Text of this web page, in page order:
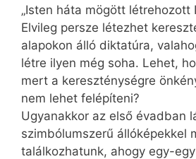
„Isten háta mögött létrehozott
Elvileg persze létezhet
alapokon álló diktatúra,
létre ilyen még soha. Lehet,
mert a kereszténységre
nem lehet felépíteni?
Ugyanakkor az első évadban
szimbólumszerű állóképekkel
találkozhatunk, ahogy egy-